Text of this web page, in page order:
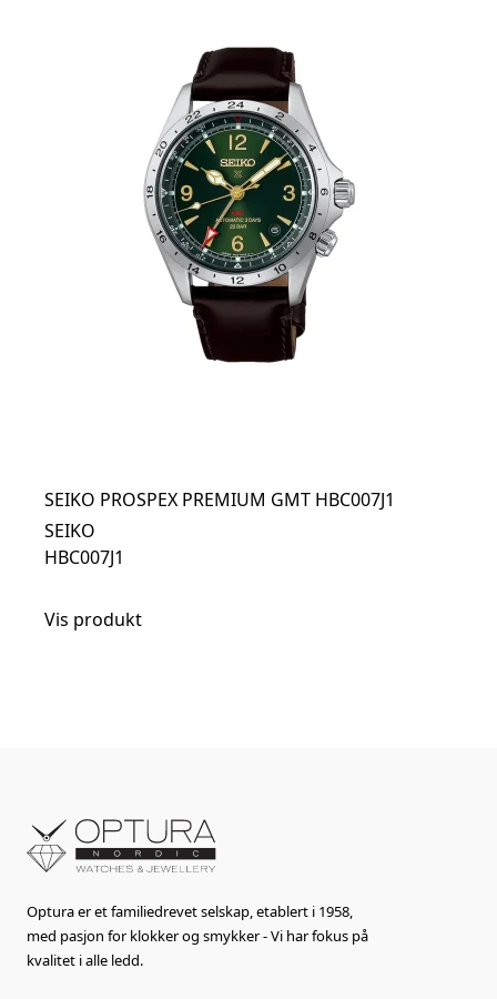
SEIKO PROSPEX PREMIUM GMT HBC007J1
SEIKO
HBC007J1
Vis produkt
Optura er et familiedrevet selskap, etablert i 1958,
med pasjon for klokker og smykker - Vi har fokus på
kvalitet i alle ledd.